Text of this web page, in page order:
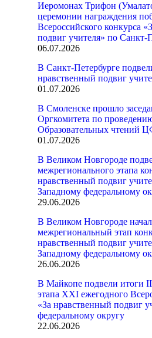
Иеромонах Трифон
церемонии награждения
Всероссийского конкурса
подвиг учителя» по Санкт-
06.07.2026
В Санкт-Петербурге
нравственный подвиг
01.07.2026
В Смоленске прошло
Оргкомитета по
Образовательных чтений
01.07.2026
В Великом Новгороде
межрегионального этапа
нравственный подвиг
Западному федеральному
29.06.2026
В Великом Новгороде
межрегиональный этап
нравственный подвиг
Западному федеральному
26.06.2026
В Майкопе подвели итоги
этапа XXI ежегодного
«За нравственный подвиг
федеральному округу
22.06.2026